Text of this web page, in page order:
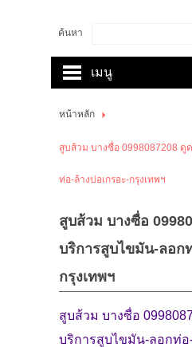
ค้นหา
เมนู
บัญชีผู้ใช้
บทความ
ขั้นตอนการสั่งซื้อ
แจ้งชำระเงิน
ข่าวสาร
หน้าหลัก
สูบส้วม บางซื่อ 0998087208 ดู
ท่อ-ล้างบ่อเกรอะ-กรุงเทพฯ
สูบส้วม บางซื่อ
บริการสูบไขมัน-ลอก
กรุงเทพฯ
สูบส้วม บางซื่อ
บริการสูบไขมัน-ลอกท่อ